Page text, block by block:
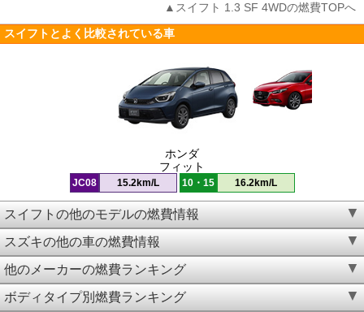
▲スイフト 1.3 SF 4WDの燃費TOPへ
スイフトとよく比較されている車
ホンダ
フィット
JC08 15.2km/L 10・15 16.2km/L
スイフトの他のモデルの燃費情報
スズキの他の車の燃費情報
他のメーカーの燃費ランキング
ボディタイプ別燃費ランキング